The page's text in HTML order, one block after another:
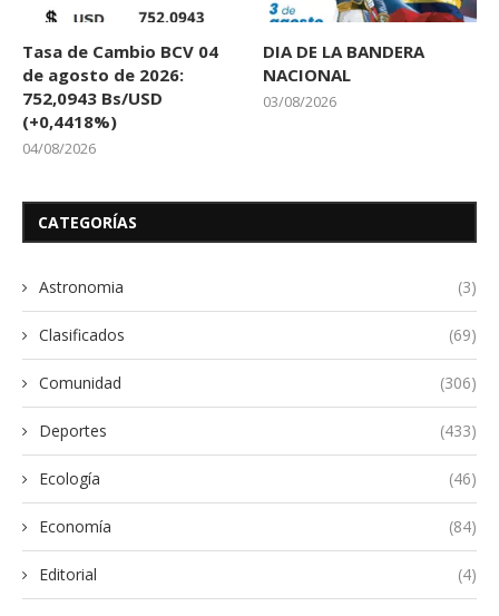
Tasa de Cambio BCV 04
de agosto de 2026:
752,0943 Bs/USD
(+0,4418%)
04/08/2026
DIA DE LA BANDERA
NACIONAL
03/08/2026
CATEGORÍAS
Astronomia (3)
Clasificados (69)
Comunidad (306)
Deportes (433)
Ecología (46)
Economía (84)
Editorial (4)